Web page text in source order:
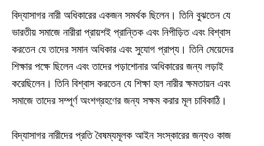
বিদ্যাসাগর নারী অধিকারের একজন সমর্থক ছিলেন। তিনি বুঝতেন যে
ভারতীয় সমাজে নারীরা প্রায়শই প্রান্তিক এবং নিপীড়িত এবং বিশ্বাস
করতেন যে তাদের সমান অধিকার এবং সুযোগ প্রাপ্য। তিনি মেয়েদের
শিক্ষার পক্ষে ছিলেন এবং তাদের পড়াশোনার অধিকারের জন্য লড়াই
করেছিলেন। তিনি বিশ্বাস করতেন যে শিক্ষা হল নারীর ক্ষমতায়ন এবং
সমাজে তাদের সম্পূর্ণ অংশগ্রহণের জন্য সক্ষম করার মূল চাবিকাঠি।
বিদ্যাসাগর নারীদের প্রতি বৈষম্যমূলক আইন সংস্কারের জন্যও কাজ